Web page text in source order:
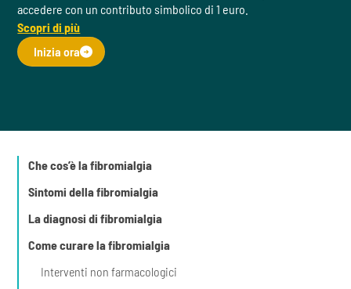
accedere con un contributo simbolico di 1 euro.
Scopri di più
Inizia ora
Che cos’è la fibromialgia
Sintomi della fibromialgia
La diagnosi di fibromialgia
Come curare la fibromialgia
Interventi non farmacologici